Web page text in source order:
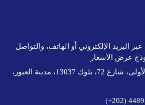
البريد الإلكتروني أو الهاتف، والتواصل
عرض الأسعار
المنطقة الصناعية الأولى، شارع 72، بلوك 13037، مدينة العبور،